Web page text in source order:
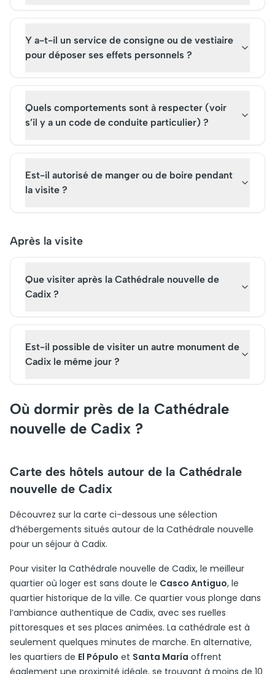
Y a-t-il un service de consigne ou de vestiaire
pour déposer ses effets personnels ?
Quels comportements sont à respecter (voir
s’il y a un code de conduite particulier) ?
Est-il autorisé de manger ou de boire pendant
la visite ?
Après la visite
Que visiter après la Cathédrale nouvelle de
Cadix ?
Est-il possible de visiter un autre monument de
Cadix le même jour ?
Où dormir près de la Cathédrale
nouvelle de Cadix ?
Carte des hôtels autour de la Cathédrale
nouvelle de Cadix
Découvrez sur la carte ci-dessous une sélection
d’hébergements situés autour de la Cathédrale nouvelle
pour un séjour à Cadix.
Pour visiter la Cathédrale nouvelle de Cadix, le meilleur
quartier où loger est sans doute le Casco Antiguo, le
quartier historique de la ville. Ce quartier vous plonge dans
l’ambiance authentique de Cadix, avec ses ruelles
pittoresques et ses places animées. La cathédrale est à
seulement quelques minutes de marche. En alternative,
les quartiers de El Pópulo et Santa María offrent
également une proximité idéale, se trouvant à moins de 10